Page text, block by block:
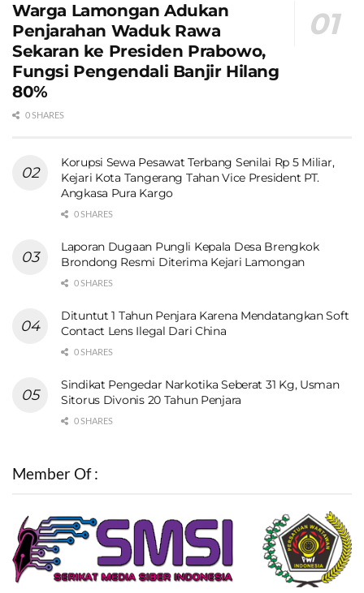
Warga Lamongan Adukan
Penjarahan Waduk Rawa
Sekaran ke Presiden Prabowo,
Fungsi Pengendali Banjir Hilang
80%
0 SHARES
Korupsi Sewa Pesawat Terbang Senilai Rp 5 Miliar,
Kejari Kota Tangerang Tahan Vice President PT.
Angkasa Pura Kargo
0 SHARES
Laporan Dugaan Pungli Kepala Desa Brengkok
Brondong Resmi Diterima Kejari Lamongan
0 SHARES
Dituntut 1 Tahun Penjara Karena Mendatangkan Soft
Contact Lens Ilegal Dari China
0 SHARES
Sindikat Pengedar Narkotika Seberat 31 Kg, Usman
Sitorus Divonis 20 Tahun Penjara
0 SHARES
Member Of :